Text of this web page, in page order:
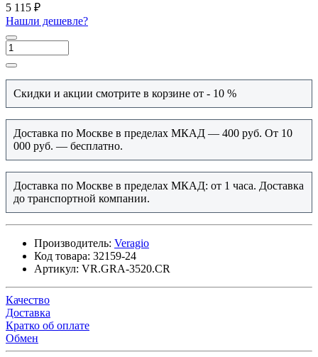
5 115 ₽
Нашли дешевле?
Скидки и акции смотрите в корзине от - 10 %
Доставка по Москве в пределах МКАД — 400 руб. От 10
000 руб. — бесплатно.
Доставка по Москве в пределах МКАД: от 1 часа. Доставка
до транспортной компании.
Производитель: Veragio
Код товара: 32159-24
Артикул: VR.GRA-3520.CR
Качество
Доставка
Кратко об оплате
Обмен